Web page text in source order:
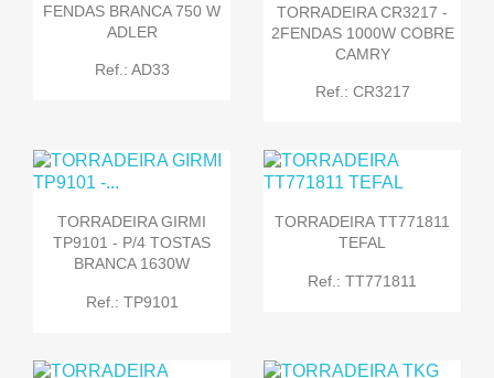
FENDAS BRANCA 750 W
ADLER
Ref.: AD33
TORRADEIRA CR3217 -
2FENDAS 1000W COBRE
CAMRY
Ref.: CR3217
TORRADEIRA GIRMI
TP9101 - P/4 TOSTAS
BRANCA 1630W
Ref.: TP9101
TORRADEIRA TT771811
TEFAL
Ref.: TT771811